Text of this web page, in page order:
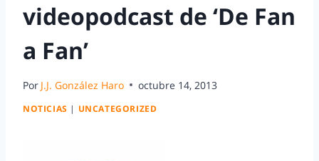
videopodcast de ‘De Fan
a Fan’
Por J.J. González Haro octubre 14, 2013
NOTICIAS | UNCATEGORIZED